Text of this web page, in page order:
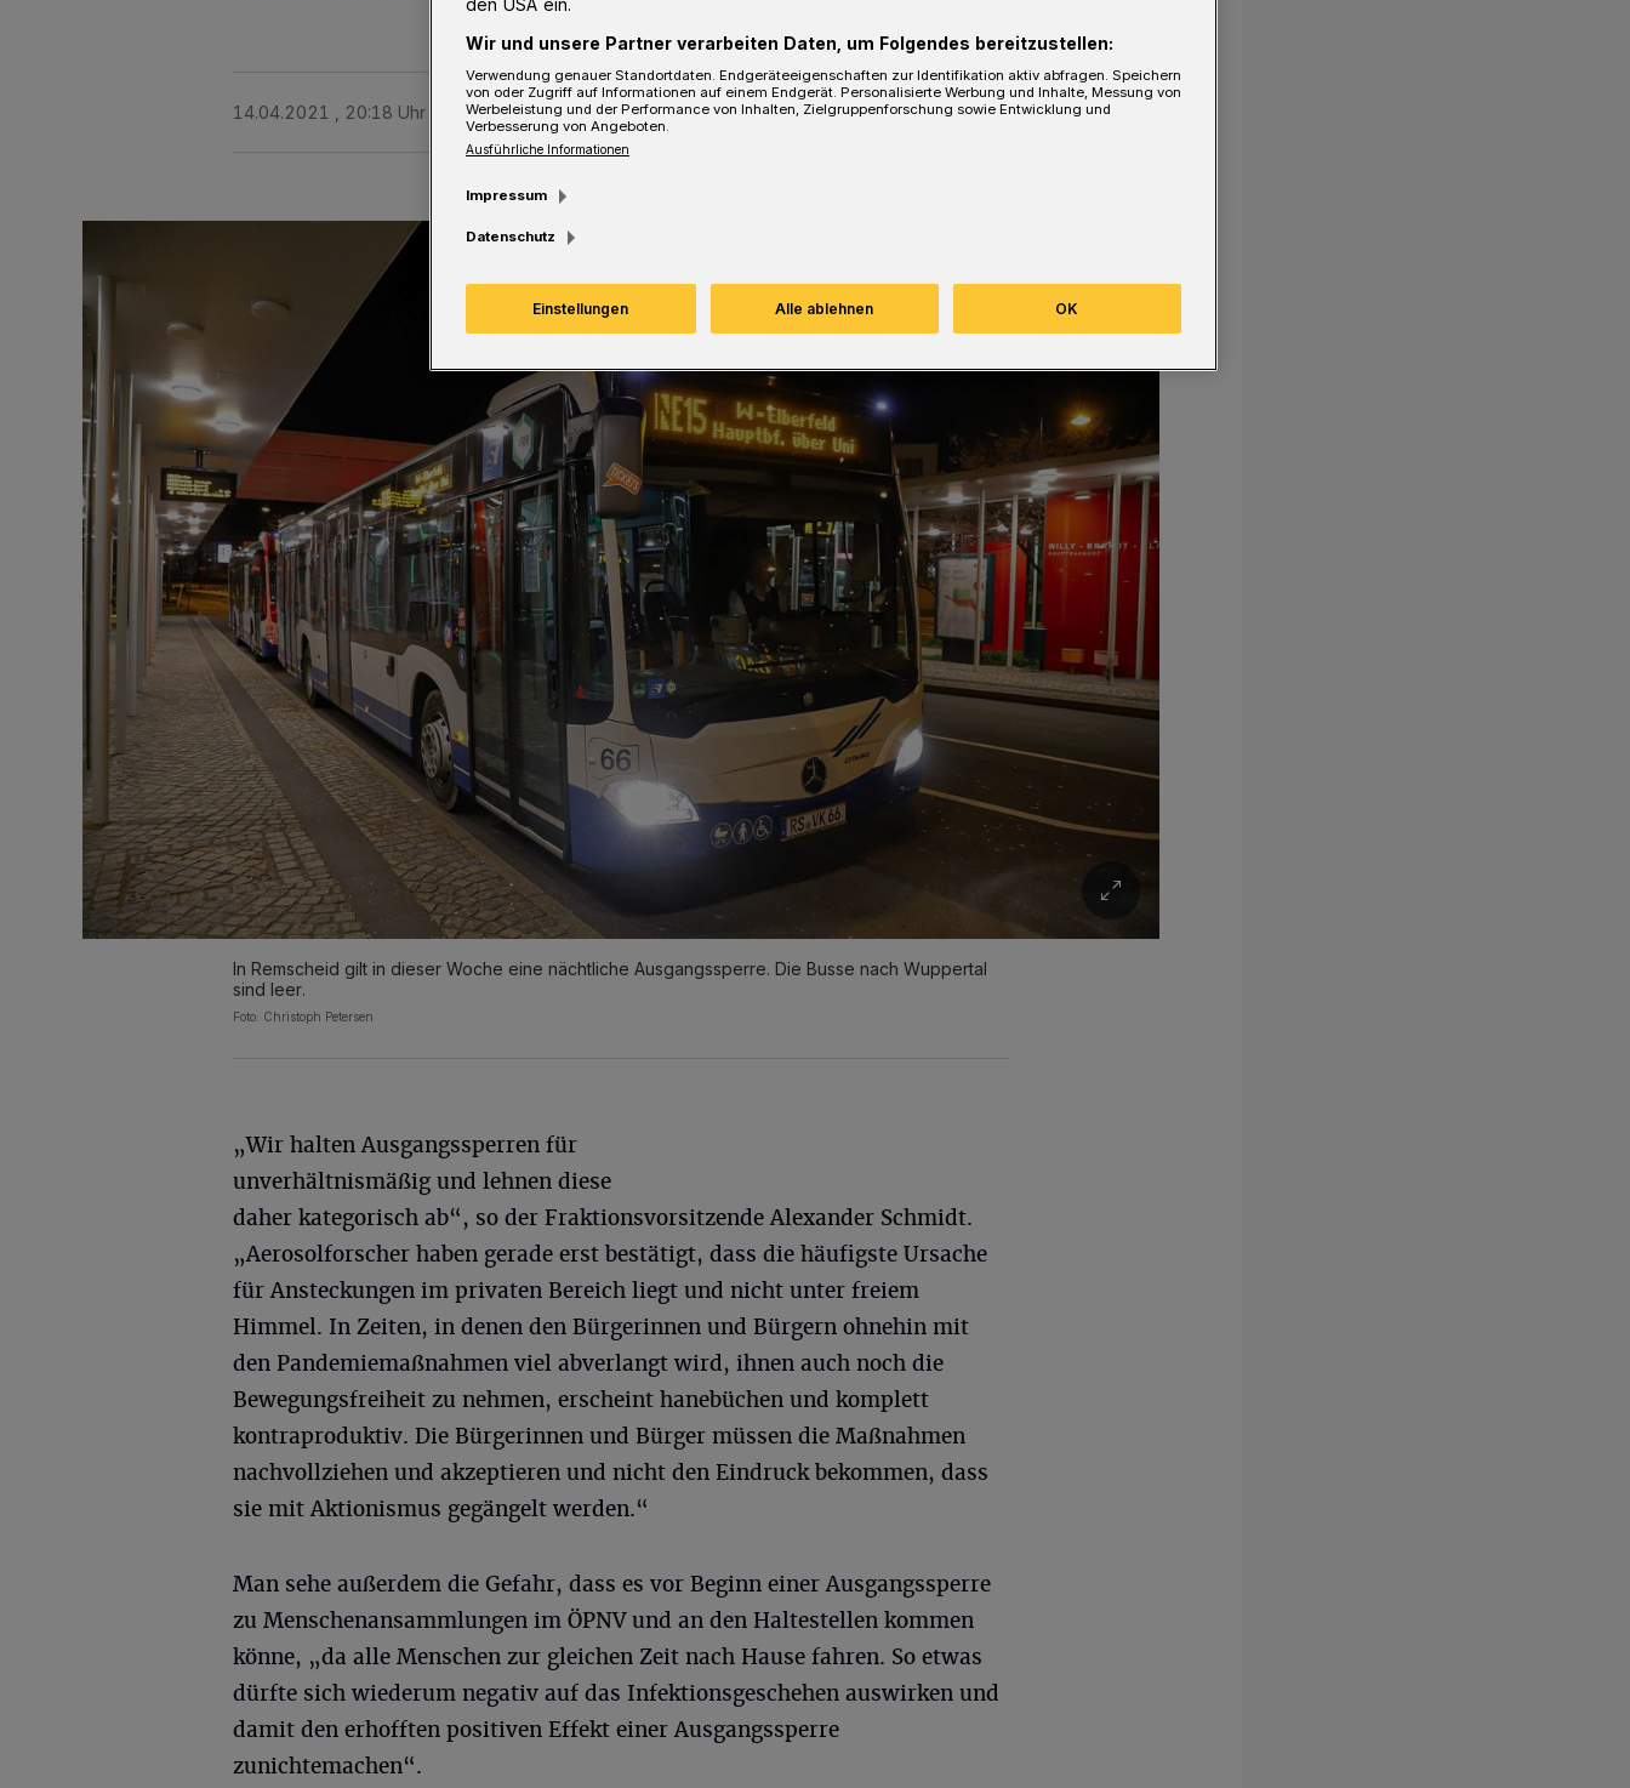
14.04.2021 , 20:18 Uhr 2 Minuten Lesezeit
In Remscheid gilt in dieser Woche eine nächtliche Ausgangssperre. Die Busse nach Wuppertal
sind leer.
Foto: Christoph Petersen
„Wir halten Ausgangssperren für
unverhältnismäßig und lehnen diese
daher kategorisch ab“, so der Fraktionsvorsitzende Alexander Schmidt.
„Aerosolforscher haben gerade erst bestätigt, dass die häufigste Ursache
für Ansteckungen im privaten Bereich liegt und nicht unter freiem
Himmel. In Zeiten, in denen den Bürgerinnen und Bürgern ohnehin mit
den Pandemiemaßnahmen viel abverlangt wird, ihnen auch noch die
Bewegungsfreiheit zu nehmen, erscheint hanebüchen und komplett
kontraproduktiv. Die Bürgerinnen und Bürger müssen die Maßnahmen
nachvollziehen und akzeptieren und nicht den Eindruck bekommen, dass
sie mit Aktionismus gegängelt werden.“
Man sehe außerdem die Gefahr, dass es vor Beginn einer Ausgangssperre
zu Menschenansammlungen im ÖPNV und an den Haltestellen kommen
könne, „da alle Menschen zur gleichen Zeit nach Hause fahren. So etwas
dürfte sich wiederum negativ auf das Infektionsgeschehen auswirken und
damit den erhofften positiven Effekt einer Ausgangssperre
zunichtemachen“.
den USA ein.
Wir und unsere Partner verarbeiten Daten, um Folgendes bereitzustellen:
Verwendung genauer Standortdaten. Endgeräteeigenschaften zur Identifikation aktiv abfragen. Speichern
von oder Zugriff auf Informationen auf einem Endgerät. Personalisierte Werbung und Inhalte, Messung von
Werbeleistung und der Performance von Inhalten, Zielgruppenforschung sowie Entwicklung und
Verbesserung von Angeboten.
Ausführliche Informationen
Impressum
Datenschutz
Einstellungen Alle ablehnen OK